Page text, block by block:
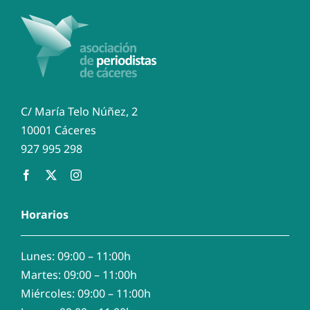
C/ María Telo Núñez, 2
10001 Cáceres
927 995 298
Horarios
Lunes: 09:00 – 11:00h
Martes: 09:00 – 11:00h
Miércoles: 09:00 – 11:00h